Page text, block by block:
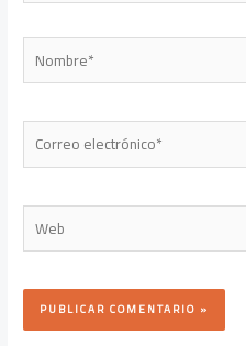
Nombre*
Correo
electrónico*
Web